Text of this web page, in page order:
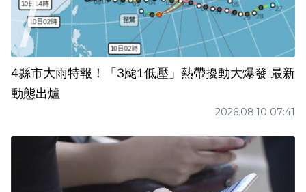
4縣市大雨特報！「3颱1低壓」熱帶擾動大爆發 最新
動態出爐
2026.08.10 07:41